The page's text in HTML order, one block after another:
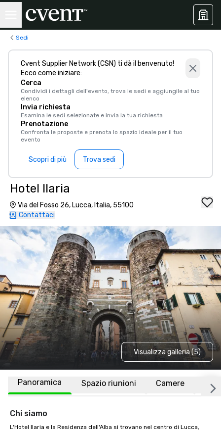
Sedi
Cvent Supplier Network (CSN) ti dà il benvenuto!
Ecco come iniziare:
Cerca
Condividi i dettagli dell'evento, trova le sedi e aggiungile al tuo
elenco
Invia richiesta
Esamina le sedi selezionate e invia la tua richiesta
Prenotazione
Confronta le proposte e prenota lo spazio ideale per il tuo
evento
Scopri di più Trova sedi
Hotel Ilaria
Via del Fosso 26, Lucca, Italia, 55100
Contattaci
Visualizza galleria (5)
Panoramica Spazio riunioni Camere
Chi siamo
L'Hotel Ilaria e la Residenza dell'Alba si trovano nel centro di Lucca,